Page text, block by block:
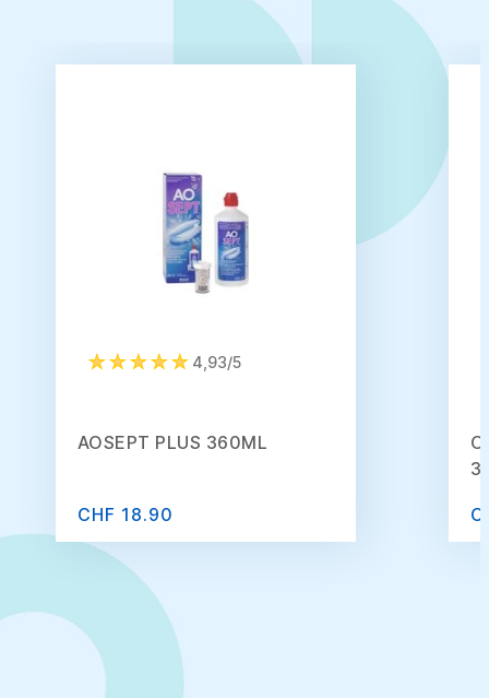
4,93/5
AOSEPT PLUS 360ML
CHF 18.90